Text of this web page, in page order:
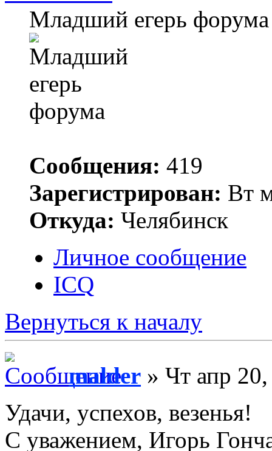
Младший егерь форума
Сообщения: 419
Зарегистрирован: Вт
Откуда: Челябинск
Личное сообщение
ICQ
Вернуться к началу
malder » Чт апр
Удачи, успехов, везенья!
С уважением, Игорь